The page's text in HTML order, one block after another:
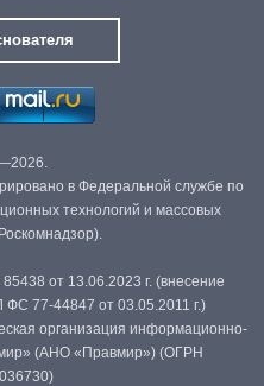
в Федеральной службе по
технологий и массовых
от 13.06.2023 г. (внесение
ФС 77-44847 от 03.05.2011 г.)
организация информационно-
(АНО «Правмир») (ОГРН